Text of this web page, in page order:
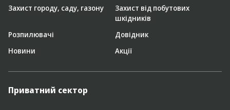
Захист городу, саду, газону
Захист від побутових
шкідників
Розпилювачі
Довідник
Новини
Акції
Приватний сектор